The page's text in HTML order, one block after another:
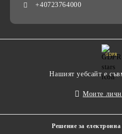
+40723764000
GDPR
Нашият уебсайт е
Моите
Решение за